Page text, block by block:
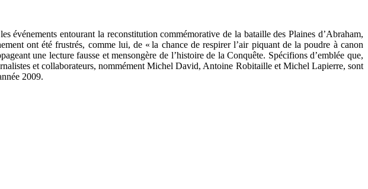
événements entourant la reconstitution commémorative de la bataille des Plaines d’Abraham,
ont été frustrés, comme lui, de « la chance de respirer l’air piquant de la poudre à canon
une lecture fausse et mensongère de l’histoire de la Conquête. Spécifions d’emblée que,
et collaborateurs, nommément Michel David, Antoine Robitaille et Michel Lapierre, sont
2009.